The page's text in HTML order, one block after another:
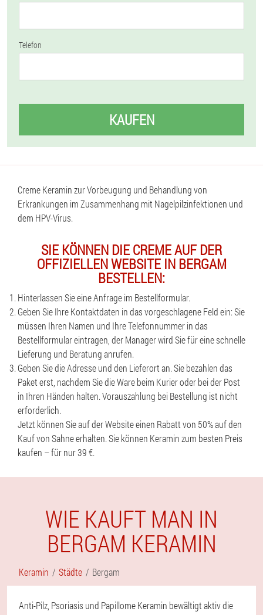
Telefon
KAUFEN
Creme Keramin zur Vorbeugung und Behandlung von
Erkrankungen im Zusammenhang mit Nagelpilzinfektionen und
dem HPV-Virus.
SIE KÖNNEN DIE CREME AUF DER
OFFIZIELLEN WEBSITE IN BERGAM
BESTELLEN:
Hinterlassen Sie eine Anfrage im Bestellformular.
Geben Sie Ihre Kontaktdaten in das vorgeschlagene Feld ein: Sie
müssen Ihren Namen und Ihre Telefonnummer in das
Bestellformular eintragen, der Manager wird Sie für eine schnelle
Lieferung und Beratung anrufen.
Geben Sie die Adresse und den Lieferort an. Sie bezahlen das
Paket erst, nachdem Sie die Ware beim Kurier oder bei der Post
in Ihren Händen halten. Vorauszahlung bei Bestellung ist nicht
erforderlich.
Jetzt können Sie auf der Website einen Rabatt von 50% auf den
Kauf von Sahne erhalten. Sie können Keramin zum besten Preis
kaufen – für nur 39 €.
WIE KAUFT MAN IN
BERGAM KERAMIN
Keramin Städte Bergam
Anti-Pilz, Psoriasis und Papillome Keramin bewältigt aktiv die